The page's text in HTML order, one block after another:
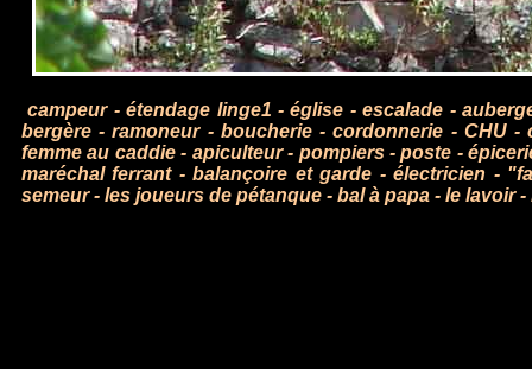
campeur-étendage linge1 -église -escalade -
bergère -ramoneur- boucherie-cordonnerie - CHU-
femme au caddie- apiculteur - pompiers-poste -
maréchal ferrant-balançoire et garde -électricien -
semeur- les joueurs de pétanque - bal à papa - le lavoir-